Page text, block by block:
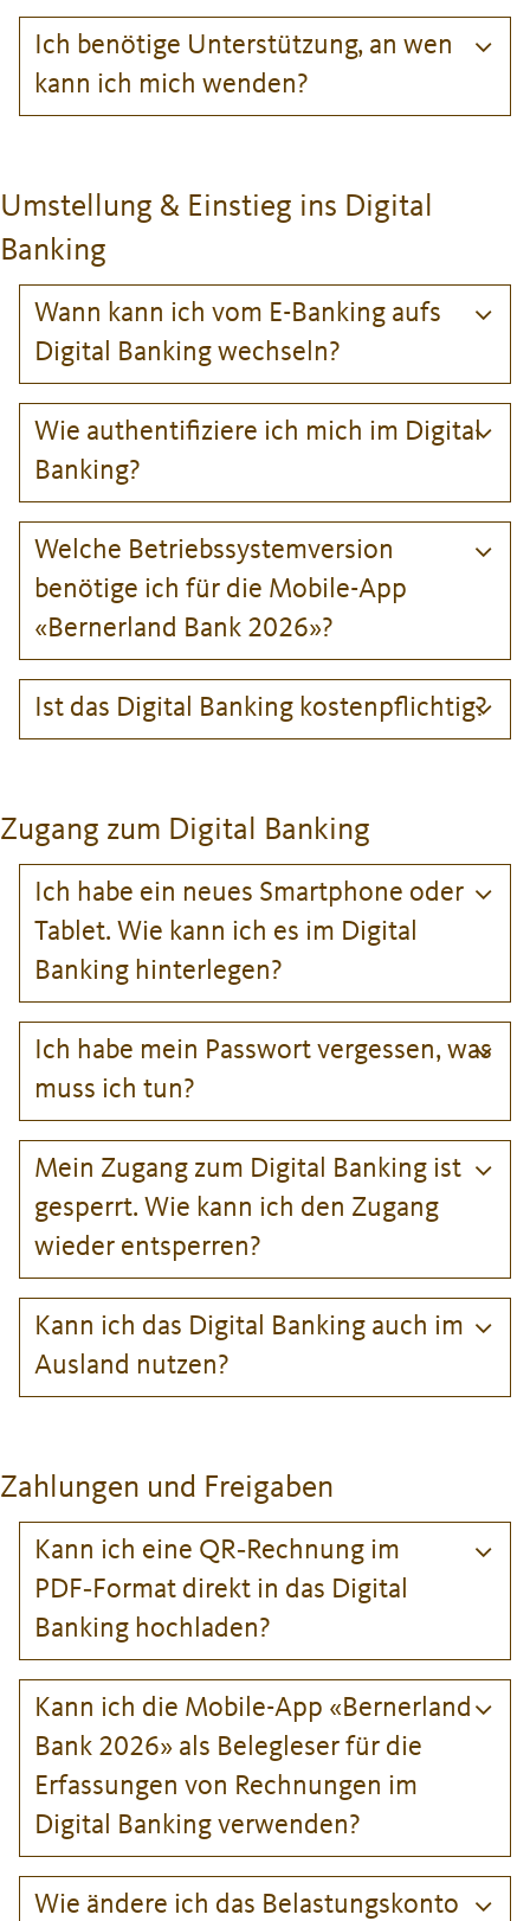
Ich benötige Unterstützung, an wen
kann ich mich wenden?
Umstellung & Einstieg ins Digital
Banking
Wann kann ich vom E-Banking aufs
Digital Banking wechseln?
Wie authentifiziere ich mich im Digital
Banking?
Welche Betriebssystemversion
benötige ich für die Mobile-App
«Bernerland Bank 2026»?
Ist das Digital Banking kostenpflichtig?
Zugang zum Digital Banking
Ich habe ein neues Smartphone oder
Tablet. Wie kann ich es im Digital
Banking hinterlegen?
Ich habe mein Passwort vergessen, was
muss ich tun?
Mein Zugang zum Digital Banking ist
gesperrt. Wie kann ich den Zugang
wieder entsperren?
Kann ich das Digital Banking auch im
Ausland nutzen?
Zahlungen und Freigaben
Kann ich eine QR‑Rechnung im
PDF‑Format direkt in das Digital
Banking hochladen?
Kann ich die Mobile-App «Bernerland
Bank 2026» als Belegleser für die
Erfassungen von Rechnungen im
Digital Banking verwenden?
Wie ändere ich das Belastungskonto